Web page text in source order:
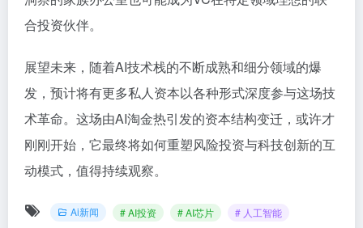
合投资伙伴。
展望未来，随着AI技术栈的不断成熟和细分领域的爆
发，预计将有更多私人资本以各种形式深度参与这场技
术革命。这场由AI淘金热引发的资本结构变迁，或许才
刚刚开始，它最终将如何重塑风险投资与科技创新的互
动模式，值得持续观察。
Ai新闻 # AI投资 # AI芯片
# 人工智能